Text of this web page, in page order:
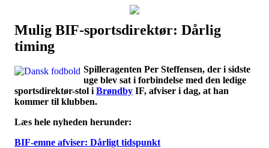
Наши партнеры
Mulig BIF-sportsdirektør: Dårlig
timing
Spilleragenten Per Steffensen, der i sidste
uge blev sat i forbindelse med den ledige
sportsdirektør-stol i Brøndby IF, afviser i dag, at han
kommer til klubben.
Læs hele nyheden herunder:
BIF-emne afviser: Dårligt tidspunkt